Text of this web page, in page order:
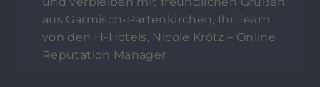
aus Garmisch-Partenkirchen, Ihr Team
von den H-Hotels, Nicole Krötz – Online
Reputation Manager